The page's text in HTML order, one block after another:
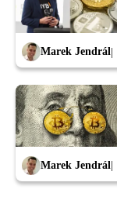
Marek Jendrál
Marek Jendrál